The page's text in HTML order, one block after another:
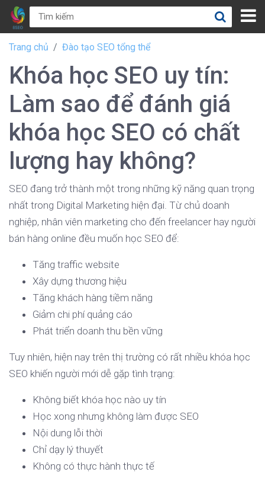
Trang chủ Đào tạo SEO tổng thể
Khóa học SEO uy tín:
Làm sao để đánh giá
khóa học SEO có chất
lượng hay không?
SEO đang trở thành một trong những kỹ năng quan trọng
nhất trong Digital Marketing hiện đại. Từ chủ doanh
nghiệp, nhân viên marketing cho đến freelancer hay người
bán hàng online đều muốn học SEO để:
Tăng traffic website
Xây dựng thương hiệu
Tăng khách hàng tiềm năng
Giảm chi phí quảng cáo
Phát triển doanh thu bền vững
Tuy nhiên, hiện nay trên thị trường có rất nhiều khóa học
SEO khiến người mới dễ gặp tình trạng:
Không biết khóa học nào uy tín
Học xong nhưng không làm được SEO
Nội dung lỗi thời
Chỉ dạy lý thuyết
Không có thực hành thực tế